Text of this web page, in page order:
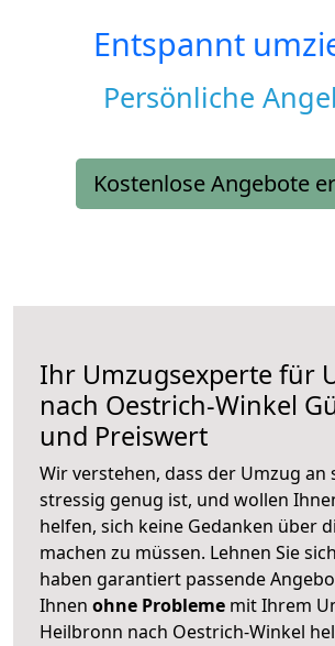
Entspannt
Persönliche
Kostenlose Angebote
Ihr Umzugsexperte für
nach Oestrich-Winkel
und Preiswert
Wir verstehen, dass der Umzug an
stressig genug ist, und wollen
helfen, sich keine Gedanken über
machen zu müssen. Lehnen Sie
haben garantiert passende
Ihnen ohne Probleme mit Ihrem
Heilbronn nach Oestrich-Winkel